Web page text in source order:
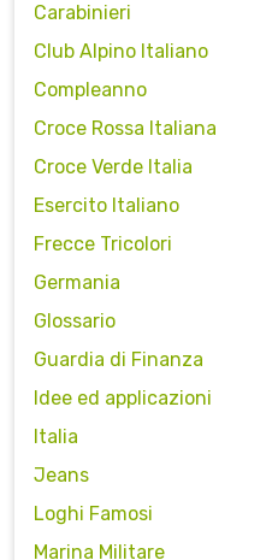
Carabinieri
Club Alpino Italiano
Compleanno
Croce Rossa Italiana
Croce Verde Italia
Esercito Italiano
Frecce Tricolori
Germania
Glossario
Guardia di Finanza
Idee ed applicazioni
Italia
Jeans
Loghi Famosi
Marina Militare